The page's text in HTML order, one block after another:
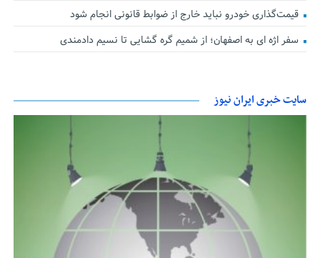
قیمت‌گذاری خودرو نباید خارج از ضوابط قانونی انجام شود
سفر اژه ای به اصفهان؛ از شمیم گره گشایی تا نسیم دادمندی
سایت خبری ایران نیوز